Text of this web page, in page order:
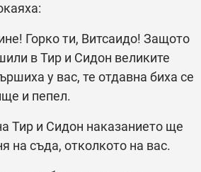
Горко ти, Витсаидо! Защото
в Тир и Сидон великите
у вас, те отдавна биха се
и пепел.
Тир и Сидон наказанието ще
на съда, отколкото на вас.